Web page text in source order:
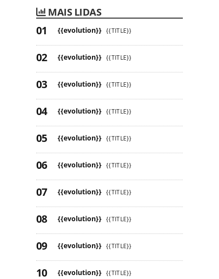
MAIS LIDAS
{{evolution}} {{TITLE}}
{{evolution}} {{TITLE}}
{{evolution}} {{TITLE}}
{{evolution}} {{TITLE}}
{{evolution}} {{TITLE}}
{{evolution}} {{TITLE}}
{{evolution}} {{TITLE}}
{{evolution}} {{TITLE}}
{{evolution}} {{TITLE}}
{{evolution}} {{TITLE}}